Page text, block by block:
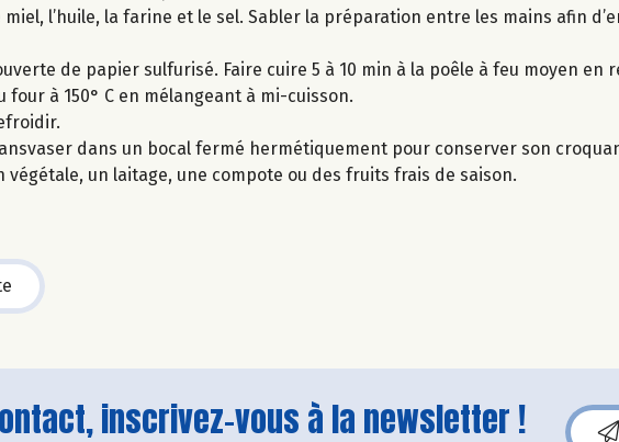
miel, l’huile, la farine et le sel. Sabler la préparation entre les mains afin
de papier sulfurisé. Faire cuire 5 à 10 min à la poêle à feu moyen en
four à 150° C en mélangeant à mi-cuisson.
dans un bocal fermé hermétiquement pour conserver son
un laitage, une compote ou des fruits frais de saison.
inscrivez-vous à la newsletter !